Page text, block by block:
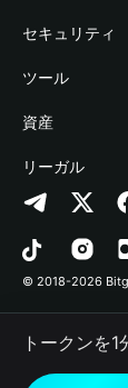
アカデミー
暗号資産ニュー
Help Center
お問い合わせ
ブランドリソ
キャリア
Stablecoin Earn
Payfi Crypto
Crypto Swap
Altcoin
Prediction
DApp
RWA
デベロッパー
ウォレットを接
Bitget Wallet
プロジェクト
セキュリティ
保護基金
セキュリティ技
ツール
暗号資産を購入
認証検出
コントラクト
一括送金
資産
Arbitrum
Avalanche
Bitcoin
Polygon
リーガル
プライバシー
利用規約
© 2018-2026
トークンを